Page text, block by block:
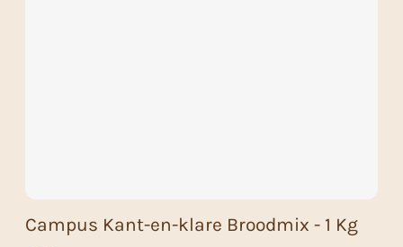
Campus Kant-en-klare Broodmix - 1 Kg